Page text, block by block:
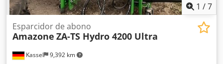
1 /7
Kassel 9,392 km
Esparcidor de abono
Amazone ZA-TS Hydro 4200 Ultra